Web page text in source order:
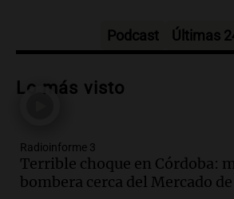
Audio.Mateo Bouniba,
en Estados Unidos
Audio.Fieles celebran a
en Córdoba pidiendo pan,
Podcast Últimas
Lo más visto
Radioinforme 3
Terrible choque en Córdoba:
bombera cerca del Mercado